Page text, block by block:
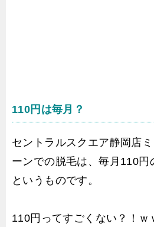
110円は毎月？
セントラルスクエア静岡店
ーンでの脱毛は、毎月110円
というものです。
110円ってすごくない？！ｗ